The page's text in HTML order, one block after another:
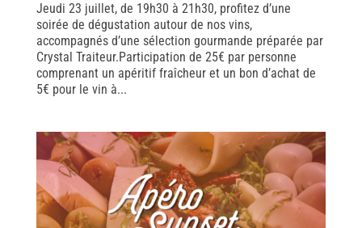
Jeudi 23 juillet, de 19h30 à 21h30, profitez d’une
soirée de dégustation autour de nos vins,
accompagnés d’une sélection gourmande préparée par
Crystal Traiteur.Participation de 25€ par personne
comprenant un apéritif fraîcheur et un bon d’achat de
5€ pour le vin à...